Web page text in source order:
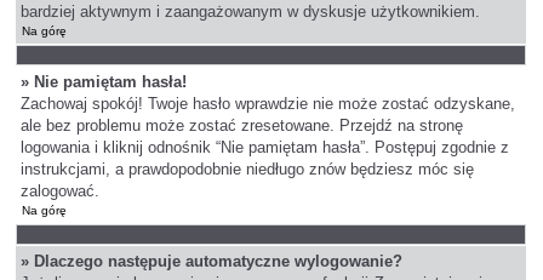
bardziej aktywnym i zaangażowanym w dyskusje użytkownikiem.
Na górę
» Nie pamiętam hasła!
Zachowaj spokój! Twoje hasło wprawdzie nie może zostać odzyskane,
ale bez problemu może zostać zresetowane. Przejdź na stronę
logowania i kliknij odnośnik “Nie pamiętam hasła”. Postępuj zgodnie z
instrukcjami, a prawdopodobnie niedługo znów będziesz móc się
zalogować.
Na górę
» Dlaczego następuje automatyczne wylogowanie?